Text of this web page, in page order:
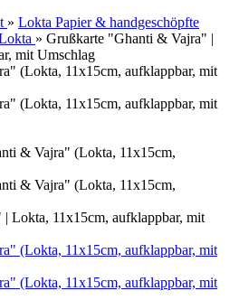
» Lokta Papier & handgeschöpfte
» Grußkarte "Ghanti & Vajra" |
mit Umschlag
Lokta, 11x15cm, aufklappbar, mit